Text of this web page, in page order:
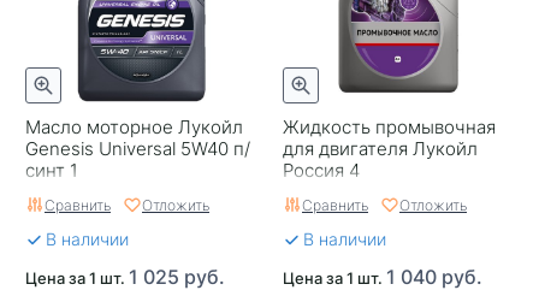
Масло моторное Лукойл
Genesis Universal 5W40 п/
синт 1
Сравнить Отложить
В наличии
Цена за 1 шт. 1 025 руб.
Жидкость промывочная
для двигателя Лукойл
Россия 4
Сравнить Отложить
В наличии
Цена за 1 шт. 1 040 руб.